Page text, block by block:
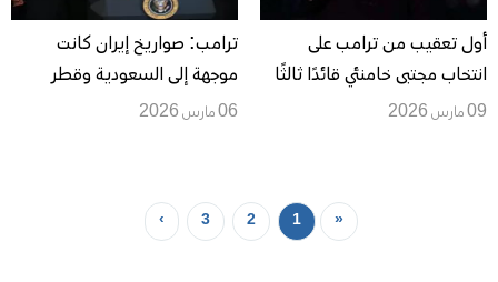
أول تعقيب من ترامب على
انتخاب مجتبى خامنئي قائدًا ثالثًا
للجمهورية الإسلامية الإيرانية
09 مارس 2026
ترامب: صواريخ إيران كانت
موجهة إلى السعودية وقطر
والإمارات قبل وقت طويل من
06 مارس 2026
«
1
2
3
›